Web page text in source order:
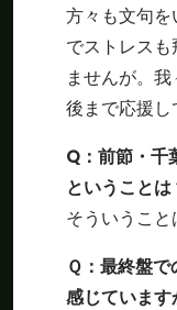
方々も文句
でストレス
ませんが。
後まで応援し
Q ：前節・
ということは
そういうこと
Ｑ：最終盤
感じています